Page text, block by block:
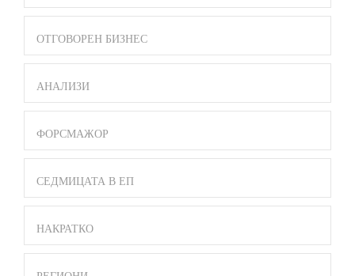
ОТГОВОРЕН БИЗНЕС
АНАЛИЗИ
ФОРСМАЖОР
СЕДМИЦАТА В ЕП
НАКРАТКО